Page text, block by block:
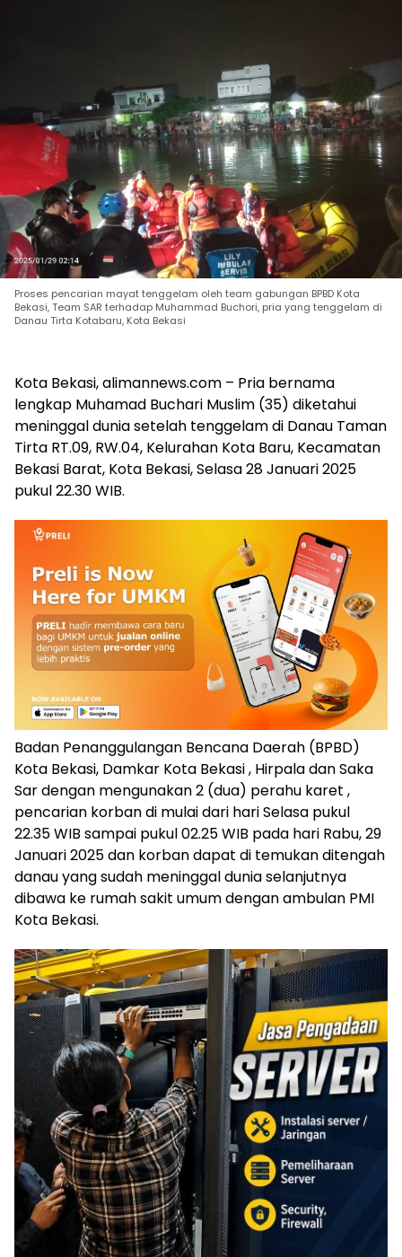
Proses pencarian mayat tenggelam oleh team gabungan BPBD Kota
Bekasi, Team SAR terhadap Muhammad Buchori, pria yang tenggelam di
Danau Tirta Kotabaru, Kota Bekasi
Kota Bekasi, alimannews.com – Pria bernama
lengkap Muhamad Buchari Muslim (35) diketahui
meninggal dunia setelah tenggelam di Danau Taman
Tirta RT.09, RW.04, Kelurahan Kota Baru, Kecamatan
Bekasi Barat, Kota Bekasi, Selasa 28 Januari 2025
pukul 22.30 WIB.
Badan Penanggulangan Bencana Daerah (BPBD)
Kota Bekasi, Damkar Kota Bekasi , Hirpala dan Saka
Sar dengan mengunakan 2 (dua) perahu karet ,
pencarian korban di mulai dari hari Selasa pukul
22.35 WIB sampai pukul 02.25 WIB pada hari Rabu, 29
Januari 2025 dan korban dapat di temukan ditengah
danau yang sudah meninggal dunia selanjutnya
dibawa ke rumah sakit umum dengan ambulan PMI
Kota Bekasi.